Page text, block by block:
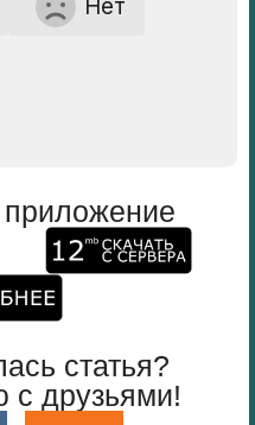
Нет
статья?
с друзьями!